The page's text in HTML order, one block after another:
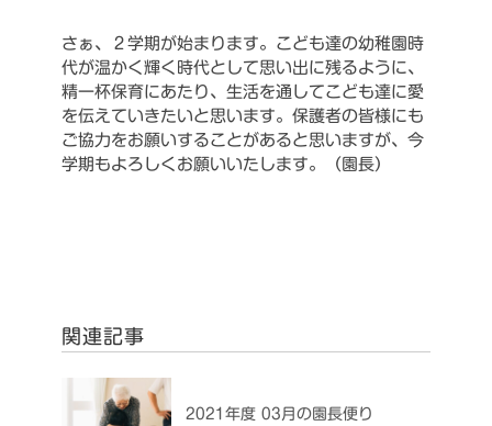
さぁ、２学期が始まります。こども達の幼稚園時
代が温かく輝く時代として思い出に残るように、
精一杯保育にあたり、生活を通してこども達に愛
を伝えていきたいと思います。保護者の皆様にも
ご協力をお願いすることがあると思いますが、今
学期もよろしくお願いいたします。（園長）
関連記事
2021年度 03月の園長便り